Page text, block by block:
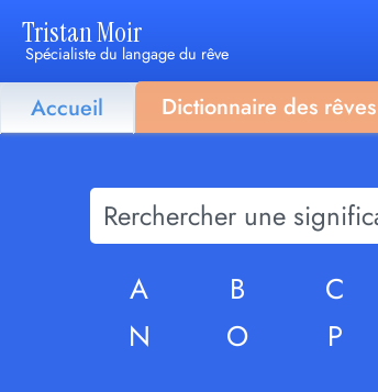
Tristan Moir
Spécialiste du langage du rêve
Accueil Dictionnaire des rêves
A B C
N
O P